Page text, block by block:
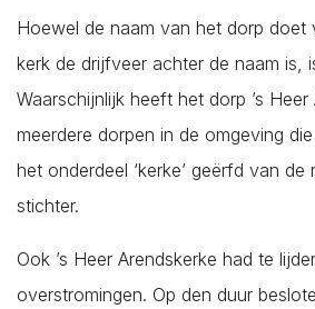
Hoewel de naam van het dorp doet
kerk de drijfveer achter de naam is,
Waarschijnlijk heeft het dorp ’s Heer
meerdere dorpen in de omgeving die
het onderdeel ‘kerke’ geërfd van de
stichter.
Ook ’s Heer Arendskerke had te
overstromingen. Op den duur
Brouwershaven
Bruinisse
Burgh-Haamstede
Colijnsplaat
Domburg
Dreischor
Driewegen
Ellemeet